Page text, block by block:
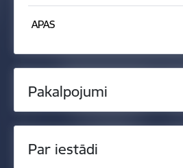
APAS
Pakalpojumi
Par iestādi